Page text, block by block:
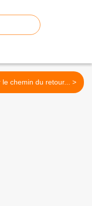
Sur le chemin du retour... >